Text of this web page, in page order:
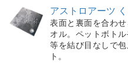
アストロアーツ
表面と裏面を合わ
オル。ペットボト
等を結び目なしで
ト。